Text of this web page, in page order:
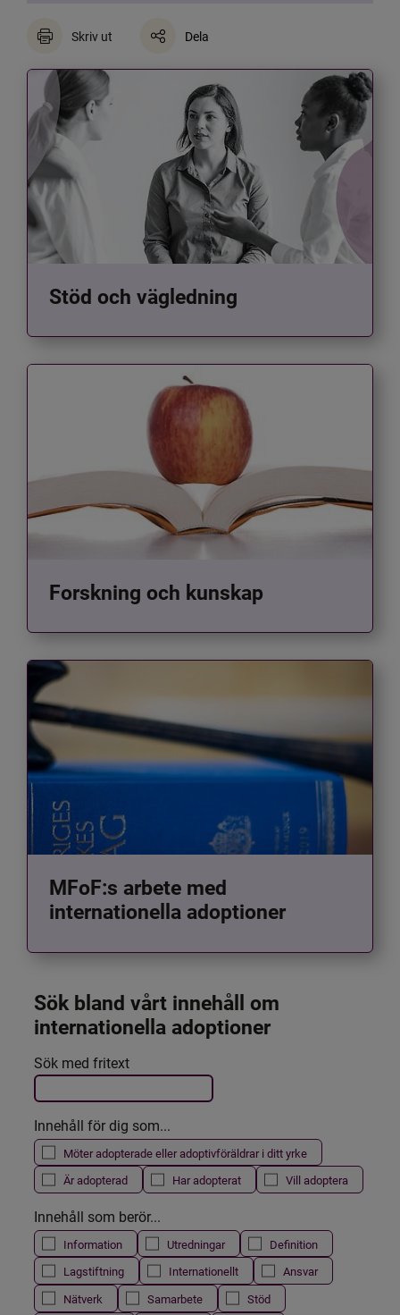
Skriv ut Dela
Stöd och vägledning
Forskning och kunskap
MFoF:s arbete med
internationella adoptioner
Sök bland vårt innehåll om
internationella adoptioner
Filtrera resultatet
Det här formuläret postas automatiskt
Sök med fritext
Innehåll för dig som...
Möter adopterade eller adoptivföräldrar i ditt yrke
Är adopterad
Har adopterat Vill adoptera
Innehåll som berör...
Information Utredningar
Definition
Lagstiftning
Internationellt
Ansvar
Nätverk
Samarbete
Stöd